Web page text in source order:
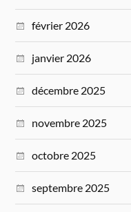
février 2026
janvier 2026
décembre 2025
novembre 2025
octobre 2025
septembre 2025